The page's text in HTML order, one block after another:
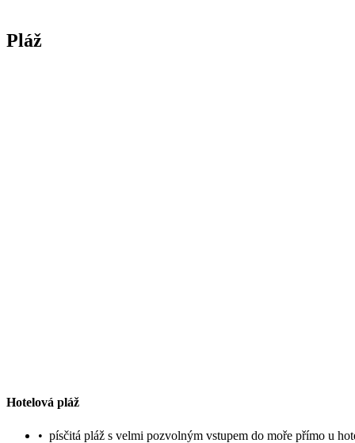
Pláž
Hotelová pláž
• písčitá pláž s velmi pozvolným vstupem do moře přímo u